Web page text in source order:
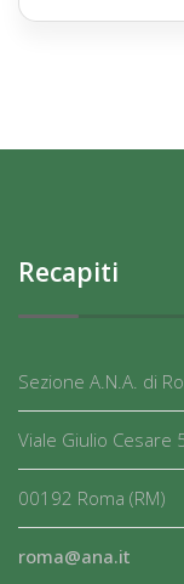
Recapiti
Sezione A.N.A. di
Viale Giulio Cesare
00192 Roma (RM)
roma@ana.it